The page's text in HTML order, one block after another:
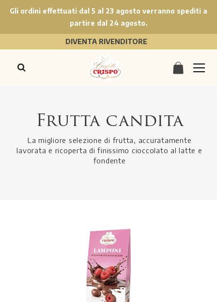
Gli ordini effettuati dal 5 al 23 agosto verranno spediti a
partire dal 24 agosto.
DIVENTA RIVENDITORE
Frutta candita
La migliore selezione di frutta, accuratamente
lavorata e ricoperta di finissimo cioccolato al latte e
fondente